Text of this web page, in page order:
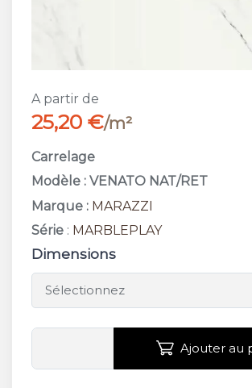
A partir de
25,20 €/m²
Carrelage
Modèle : VENATO NAT/RET
Marque : MARAZZI
Série : MARBLEPLAY
Dimensions
Ajouter au